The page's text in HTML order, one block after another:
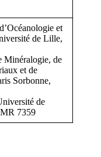
et
de Lille,
Minéralogie, de
et de
Sorbonne,
de
7359